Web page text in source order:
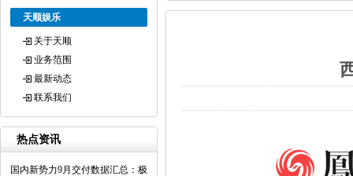
天顺娱乐
关于天顺
业务范围
最新动态
联系我们
热点资讯
国内新势力9月交付数据汇总：极